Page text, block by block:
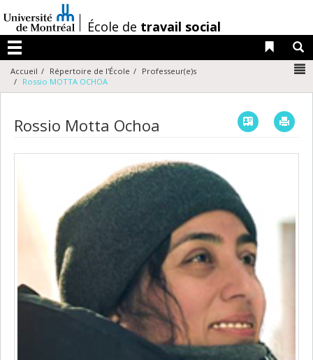
au
contenu
/École de travail social
Menu
Liens
Accueil Répertoire de l'École
Professeur(e)s
Rossio MOTTA OCHOA
Rossio Motta Ochoa Vcard